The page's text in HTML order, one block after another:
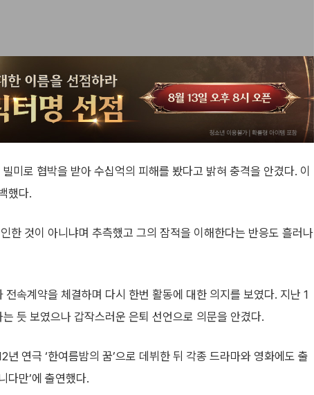
미로 협박을 받아 수십억의 피해를 봤다고 밝혀 충격을 안겼다. 이
했다.
한 것이 아니냐며 추측했고 그의 잠적을 이해한다는 반응도 흘러나
속계약을 체결하며 다시 한번 활동에 대한 의지를 보였다. 지난 1
듯 보였으나 갑작스러운 은퇴 선언으로 의문을 안겼다.
연극 ‘한여름밤의 꿈’으로 데뷔한 뒤 각종 드라마와 영화에도 출
다만’에 출연했다.